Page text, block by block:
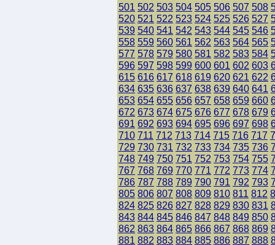
501 502 503 504 505 506 507 508
520 521 522 523 524 525 526 527
539 540 541 542 543 544 545 546
558 559 560 561 562 563 564 565
577 578 579 580 581 582 583 584
596 597 598 599 600 601 602 603
615 616 617 618 619 620 621 622
634 635 636 637 638 639 640 641
653 654 655 656 657 658 659 660
672 673 674 675 676 677 678 679
691 692 693 694 695 696 697 698
710 711 712 713 714 715 716 717
729 730 731 732 733 734 735 736
748 749 750 751 752 753 754 755
767 768 769 770 771 772 773 774
786 787 788 789 790 791 792 793
805 806 807 808 809 810 811 812
824 825 826 827 828 829 830 831
843 844 845 846 847 848 849 850
862 863 864 865 866 867 868 869
881 882 883 884 885 886 887 888